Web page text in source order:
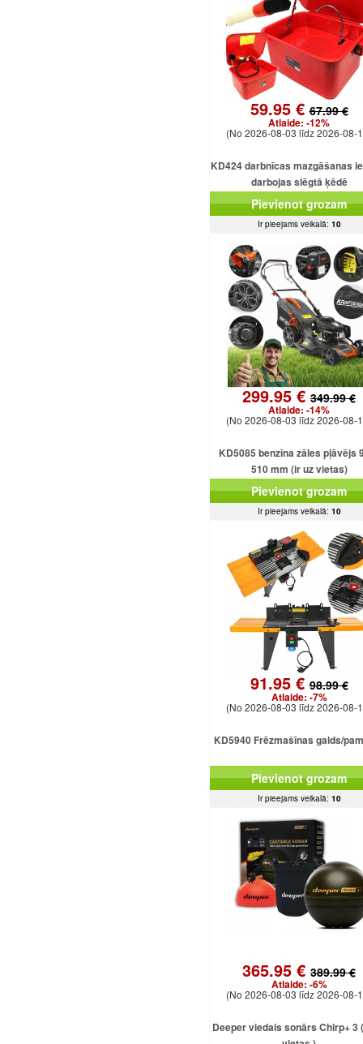
59.95 €67.99 €
Atlaide: -12%
(No 2026-08-03 līdz 2026-08-
KD424 darbnīcas mazgāšanas
darbojas slēgtā ķēdē
Pievienot grozam
Ir pieejams veikalā: 10
299.95 €349.99 €
Atlaide: -14%
(No 2026-08-03 līdz 2026-08-
KD5085 benzīna zāles pļāvējs
510 mm (ir uz vietas)
Pievienot grozam
Ir pieejams veikalā: 10
91.95 €98.99 €
Atlaide: -7%
(No 2026-08-03 līdz 2026-08-
KD5940 Frēzmašīnas galds/
Pievienot grozam
Ir pieejams veikalā: 10
365.95 € 389.99 €
Atlaide: -6%
(No 2026-08-03 līdz 2026-08-
Deeper viedais sonārs Chirp+ 3